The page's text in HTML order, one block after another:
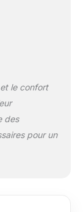
à
43 1/3
le confort
des
pour un